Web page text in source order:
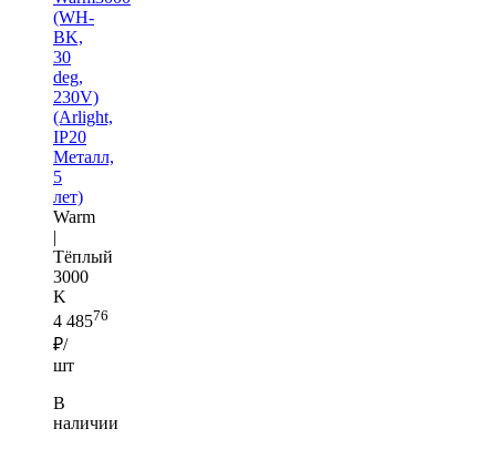
(WH-
BK,
30
deg,
230V)
(Arlight,
IP20
Металл,
5
лет)
Warm
|
Тёплый
3000
K
4 48576
₽/
шт
В
наличии